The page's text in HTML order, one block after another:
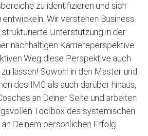
zu identifizieren und sich
Wir verstehen Business
strukturierte Unterstützung in der
nachhaltigen Karriereperspektive
Weg diese Perspektive auch
lassen! Sowohl in den Master und
des IMC als auch darüber hinaus,
an Deiner Seite und arbeiten
Toolbox des systemischen
Deinem persönlichen Erfolg.